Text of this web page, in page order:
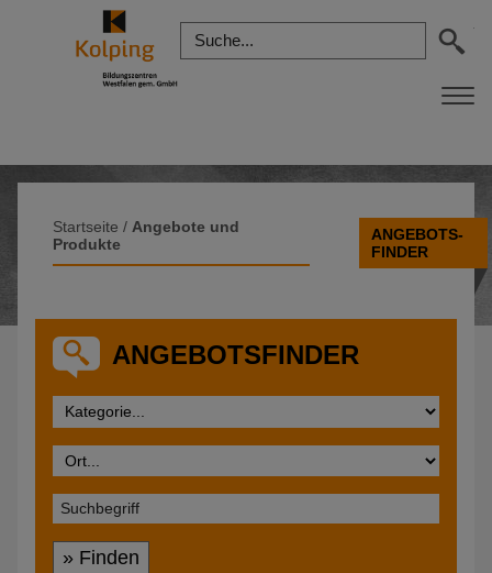
Startseite / Angebote und
Produkte
ANGEBOTS-
FINDER
ANGEBOTSFINDER
» Finden